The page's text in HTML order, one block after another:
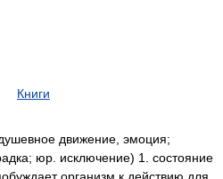
Книги
движение, эмоция;
юр. исключение) 1. состояние